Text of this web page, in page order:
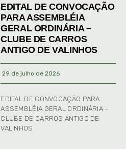
EDITAL DE CONVOCAÇÃO
PARA ASSEMBLÉIA
GERAL ORDINÁRIA –
CLUBE DE CARROS
ANTIGO DE VALINHOS
29 de julho de 2026
EDITAL DE CONVOCAÇÃO PARA
ASSEMBLÉIA GERAL ORDINÁRIA –
CLUBE DE CARROS ANTIGO DE
VALINHOS